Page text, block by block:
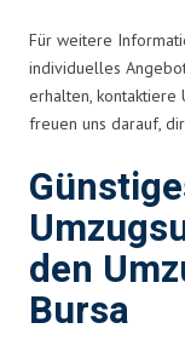
Für weitere
individuelles
erhalten, kontaktiere
freuen uns darauf,
den
Bursa